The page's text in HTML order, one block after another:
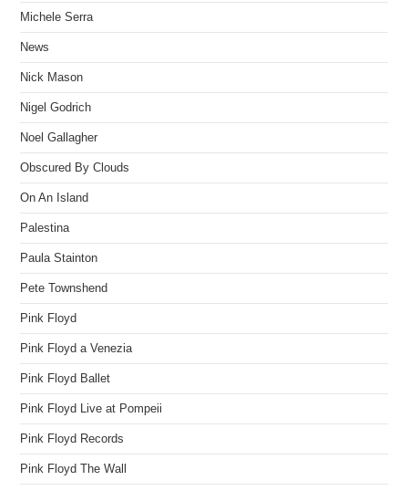
Michele Serra
News
Nick Mason
Nigel Godrich
Noel Gallagher
Obscured By Clouds
On An Island
Palestina
Paula Stainton
Pete Townshend
Pink Floyd
Pink Floyd a Venezia
Pink Floyd Ballet
Pink Floyd Live at Pompeii
Pink Floyd Records
Pink Floyd The Wall